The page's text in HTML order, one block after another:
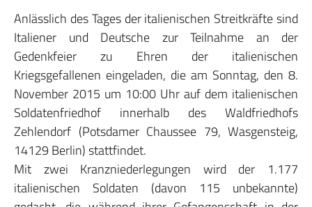
Anlässlich des Tages der italienischen Streitkräfte sind
Italiener und Deutsche zur Teilnahme an der
Gedenkfeier zu Ehren der italienischen
Kriegsgefallenen eingeladen, die am Sonntag, den 8.
November 2015 um 10:00 Uhr auf dem italienischen
Soldatenfriedhof innerhalb des Waldfriedhofs
Zehlendorf (Potsdamer Chaussee 79, Wasgensteig,
14129 Berlin) stattfindet.
Mit zwei Kranzniederlegungen wird der 1.177
italienischen Soldaten (davon 115 unbekannte)